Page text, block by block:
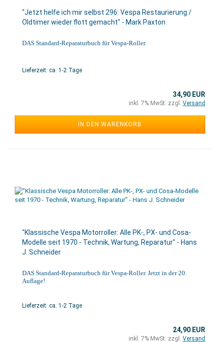
"Jetzt helfe ich mir selbst 296: Vespa Restaurierung /
Oldtimer wieder flott gemacht" - Mark Paxton
DAS Standard-Reparaturbuch für Vespa-Roller.
Lieferzeit: ca. 1-2 Tage
34,90 EUR
inkl. 7% MwSt. zzgl. Versand
IN DEN WARENKORB
"Klassische Vespa Motorroller: Alle PK-, PX- und Cosa-
Modelle seit 1970 - Technik, Wartung, Reparatur" - Hans
J. Schneider
DAS Standard-Reparaturbuch für Vespa-Roller. Jetzt in der 20.
Auflage!
Lieferzeit: ca. 1-2 Tage
24,90 EUR
inkl. 7% MwSt. zzgl. Versand